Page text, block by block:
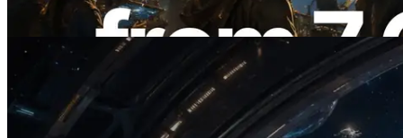
Leer este artículo